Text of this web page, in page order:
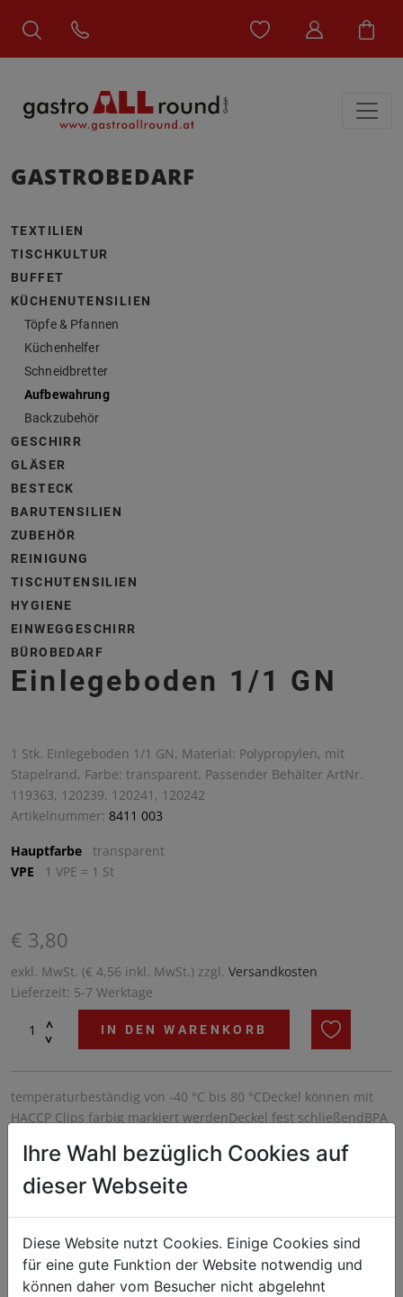
GASTROBEDARF
TEXTILIEN
TISCHKULTUR
BUFFET
KÜCHENUTENSILIEN
Töpfe & Pfannen
Küchenhelfer
Schneidbretter
Aufbewahrung
Backzubehör
GESCHIRR
GLÄSER
BESTECK
BARUTENSILIEN
ZUBEHÖR
REINIGUNG
TISCHUTENSILIEN
HYGIENE
EINWEGGESCHIRR
BÜROBEDARF
Einlegeboden 1/1 GN
1 Stk. Einlegeboden 1/1 GN, Material: Polypropylen, mit
Stapelrand, Farbe: transparent. Passender Behälter ArtNr.
119363, 120239, 120241, 120242
Artikelnummer: 8411 003
Hauptfarbe
transparent
VPE
1 VPE = 1 St
€ 3,80
exkl. MwSt. (€ 4,56 inkl. MwSt.) zzgl. Versandkosten
Lieferzeit: 5-7 Werktage
^
^
IN DEN WARENKORB
temperaturbeständig von -40 °C bis 80 °CDeckel können mit
HACCP Clips farbig markiert werdenDeckel fest schließendBPA
Ihre Wahl bezüglich Cookies auf
dieser Webseite
Diese Website nutzt Cookies. Einige Cookies sind
für eine gute Funktion der Website notwendig und
können daher vom Besucher nicht abgelehnt